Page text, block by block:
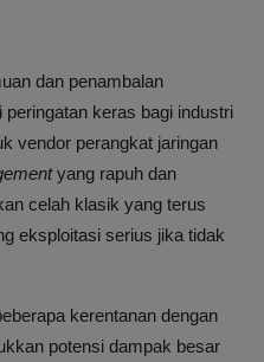
dan penambalan
keras bagi industri
vendor perangkat jaringan
yang rapuh dan
celah klasik yang terus
eksploitasi serius jika tidak
kerentanan dengan
potensi dampak besar